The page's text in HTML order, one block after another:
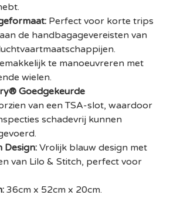
Perfect voor korte trips
de handbagagevereisten van
te manoeuvreren met
wielen.
Goedgekeurde
van een TSA-slot, waardoor
schadevrij kunnen
Design: Vrolijk blauw design met
van Lilo & Stitch, perfect voor
36cm x 52cm x 20cm.